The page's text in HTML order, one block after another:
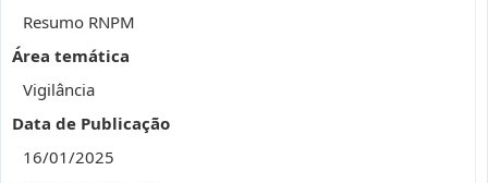
Resumo RNPM
Área temática
Vigilância
Data de Publicação
16/01/2025